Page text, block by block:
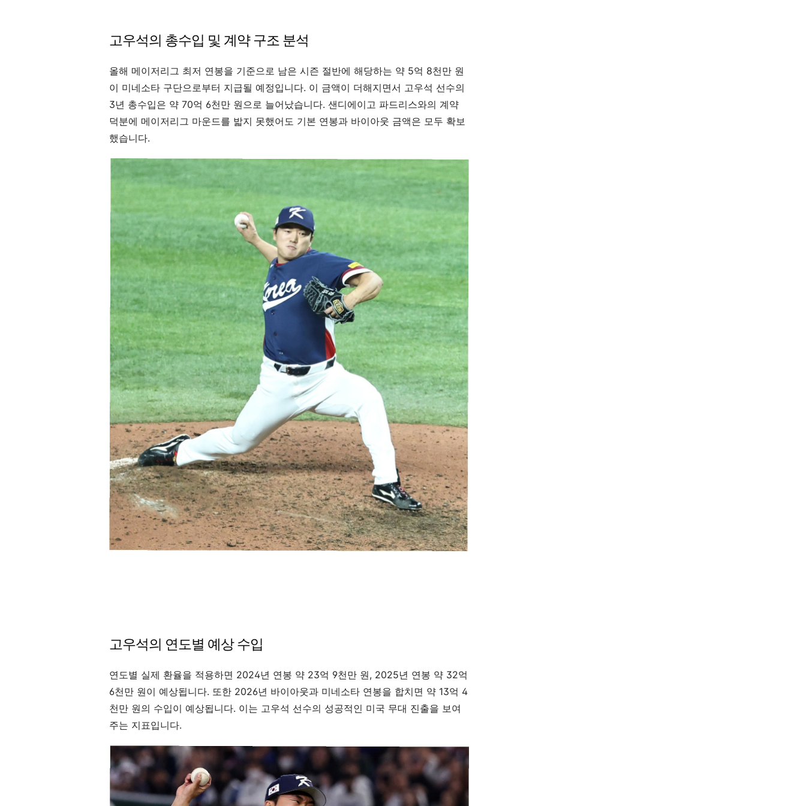
고우석의 총수입 및 계약 구조 분석
올해 메이저리그 최저 연봉을 기준으로 남은 시즌 절반에 해당하는 약 5억 8천만 원
이 미네소타 구단으로부터 지급될 예정입니다. 이 금액이 더해지면서 고우석 선수의
3년 총수입은 약 70억 6천만 원으로 늘어났습니다. 샌디에이고 파드리스와의 계약
덕분에 메이저리그 마운드를 밟지 못했어도 기본 연봉과 바이아웃 금액은 모두 확보
했습니다.
고우석의 연도별 예상 수입
연도별 실제 환율을 적용하면 2024년 연봉 약 23억 9천만 원, 2025년 연봉 약 32억
6천만 원이 예상됩니다. 또한 2026년 바이아웃과 미네소타 연봉을 합치면 약 13억 4
천만 원의 수입이 예상됩니다. 이는 고우석 선수의 성공적인 미국 무대 진출을 보여
주는 지표입니다.